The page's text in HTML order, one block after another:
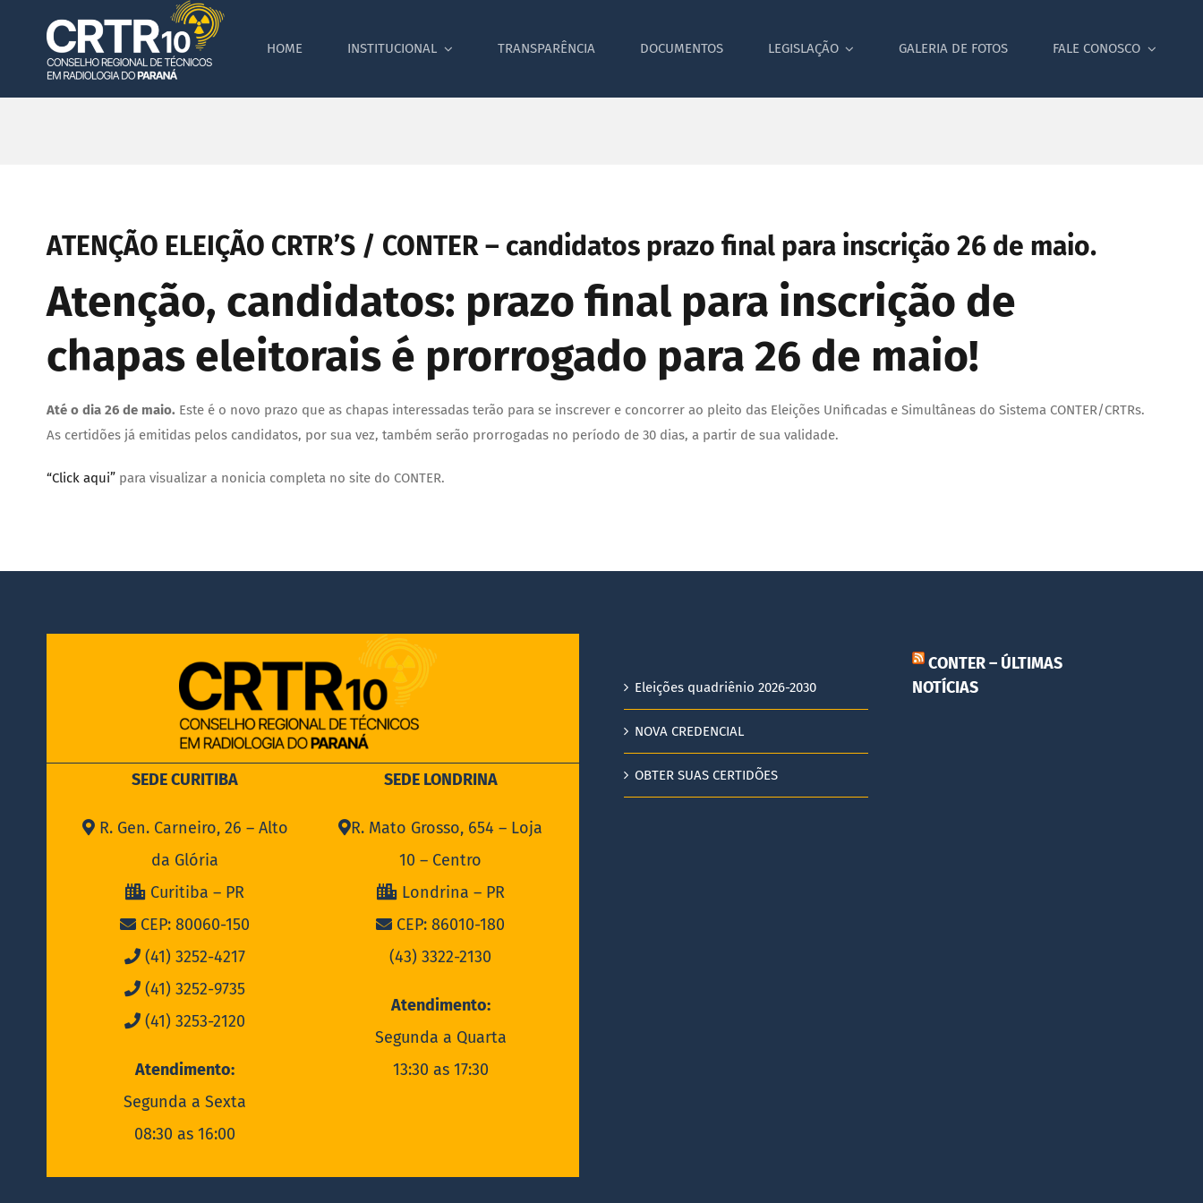
HOME INSTITUCIONAL TRANSPARÊNCIA DOCUMENTOS LEGISLAÇÃO GALERIA DE FOTOS FALE CONOSCO
ATENÇÃO ELEIÇÃO CRTR’S / CONTER – candidatos prazo final para inscrição 26 de maio.
Atenção, candidatos: prazo final para inscrição de
chapas eleitorais é prorrogado para 26 de maio!
Até o dia 26 de maio. Este é o novo prazo que as chapas interessadas terão para se inscrever e concorrer ao pleito das Eleições Unificadas e Simultâneas do Sistema CONTER/CRTRs.
As certidões já emitidas pelos candidatos, por sua vez, também serão prorrogadas no período de 30 dias, a partir de sua validade.
“Click aqui” para visualizar a nonicia completa no site do CONTER.
SEDE CURITIBA
R. Gen. Carneiro, 26 – Alto
da Glória
Curitiba – PR
CEP: 80060-150
(41) 3252-4217
(41) 3252-9735
(41) 3253-2120
Atendimento:
Segunda a Sexta
08:30 as 16:00
SEDE LONDRINA
R. Mato Grosso, 654 – Loja
10 – Centro
Londrina – PR
CEP: 86010-180
(43) 3322-2130
Atendimento:
Segunda a Quarta
13:30 as 17:30
Eleições quadriênio 2026-2030
NOVA CREDENCIAL
OBTER SUAS CERTIDÕES
CONTER – ÚLTIMAS
NOTÍCIAS